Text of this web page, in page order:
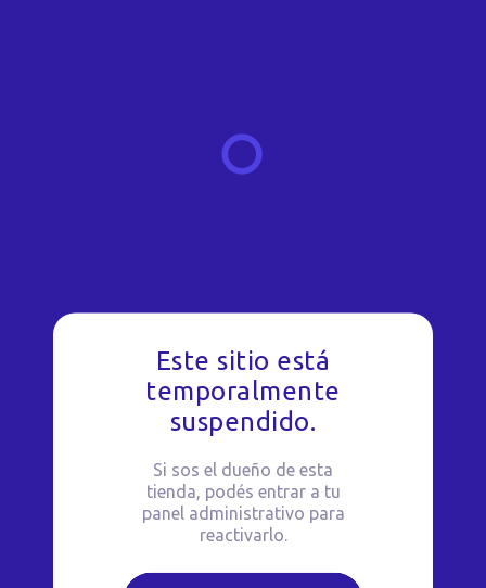
Este sitio está
temporalmente
suspendido.
Si sos el dueño de esta
tienda, podés entrar a tu
panel administrativo para
reactivarlo.